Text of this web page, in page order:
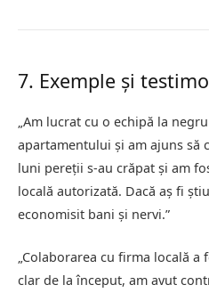
7. Exemple și
„Am lucrat cu o echipă la
apartamentului și am ajuns să
luni pereții s-au crăpat și am
locală autorizată. Dacă aș fi
economisit bani și nervi.”
„Colaborarea cu firma locală
clar de la început, am avut